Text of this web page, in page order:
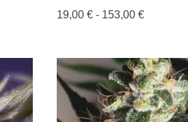
19,00 € - 153,00 €